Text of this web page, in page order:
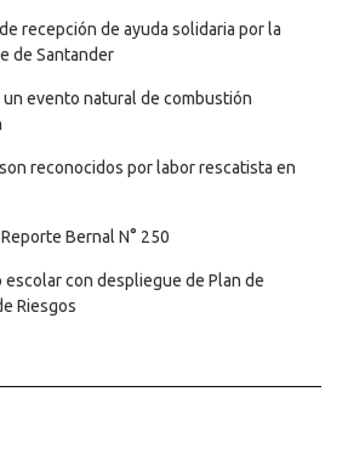
recepción de ayuda solidaria por la
de Santander
un evento natural de combustión
reconocidos por labor rescatista en
Bernal N° 250
escolar con despliegue de Plan de
Riesgos